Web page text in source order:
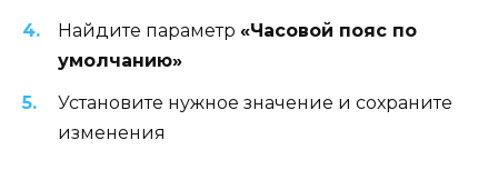
Найдите параметр «Часовой пояс по
умолчанию»
Установите нужное значение и сохраните
изменения